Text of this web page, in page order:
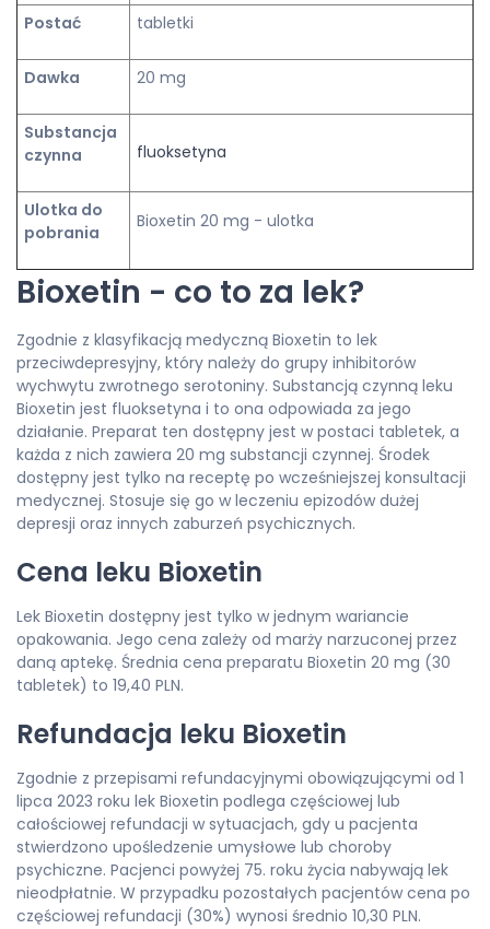
Postać tabletki
Dawka 20 mg
Substancja
czynna
fluoksetyna
Ulotka do
pobrania
Bioxetin 20 mg - ulotka
Bioxetin - co to za lek?
Zgodnie z klasyfikacją medyczną Bioxetin to lek
przeciwdepresyjny, który należy do grupy inhibitorów
wychwytu zwrotnego serotoniny. Substancją czynną leku
Bioxetin jest fluoksetyna i to ona odpowiada za jego
działanie. Preparat ten dostępny jest w postaci tabletek, a
każda z nich zawiera 20 mg substancji czynnej. Środek
dostępny jest tylko na receptę po wcześniejszej konsultacji
medycznej. Stosuje się go w leczeniu epizodów dużej
depresji oraz innych zaburzeń psychicznych.
Cena leku Bioxetin
Lek Bioxetin dostępny jest tylko w jednym wariancie
opakowania. Jego cena zależy od marży narzuconej przez
daną aptekę. Średnia cena preparatu Bioxetin 20 mg (30
tabletek) to 19,40 PLN.
Refundacja leku Bioxetin
Zgodnie z przepisami refundacyjnymi obowiązującymi od 1
lipca 2023 roku lek Bioxetin podlega częściowej lub
całościowej refundacji w sytuacjach, gdy u pacjenta
stwierdzono upośledzenie umysłowe lub choroby
psychiczne. Pacjenci powyżej 75. roku życia nabywają lek
nieodpłatnie. W przypadku pozostałych pacjentów cena po
częściowej refundacji (30%) wynosi średnio 10,30 PLN.